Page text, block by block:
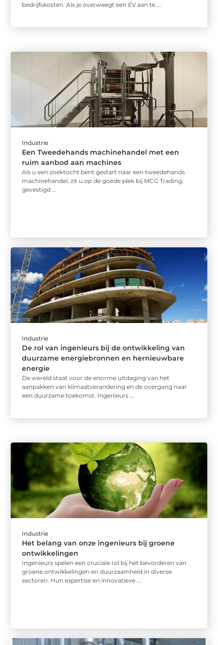
bedrijfskosten. Als je overweegt een EV aan te ...
Industrie
Een Tweedehands machinehandel met een
ruim aanbod aan machines
Als u een zoektocht bent gestart naar een tweedehands
machinehandel, zit u op de goede plek bij MCG Trading,
gevestigd ...
Industrie
De rol van ingenieurs bij de ontwikkeling van
duurzame energiebronnen en hernieuwbare
energie
De wereld staat voor de enorme uitdaging van het
aanpakken van klimaatverandering en de overgang naar
een duurzame toekomst. Ingenieurs ...
Industrie
Het belang van onze ingenieurs bij groene
ontwikkelingen
Ingenieurs spelen een cruciale rol bij het bevorderen van
groene ontwikkelingen en duurzaamheid in diverse
sectoren. Hun expertise en innovatieve ...